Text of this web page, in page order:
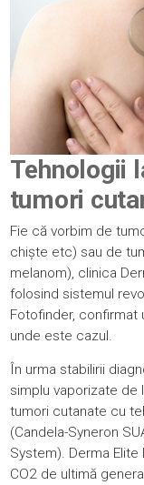
Tehnologii
tumori
Fie că vorbim de
chiște etc) sau de
melanom), clinica
folosind sistemul
Fotofinder, confirmat
unde este cazul.
În urma stabilirii
simplu vaporizate de
tumori cutanate cu
(Candela-Syneron
System). Derma
CO2 de ultimă